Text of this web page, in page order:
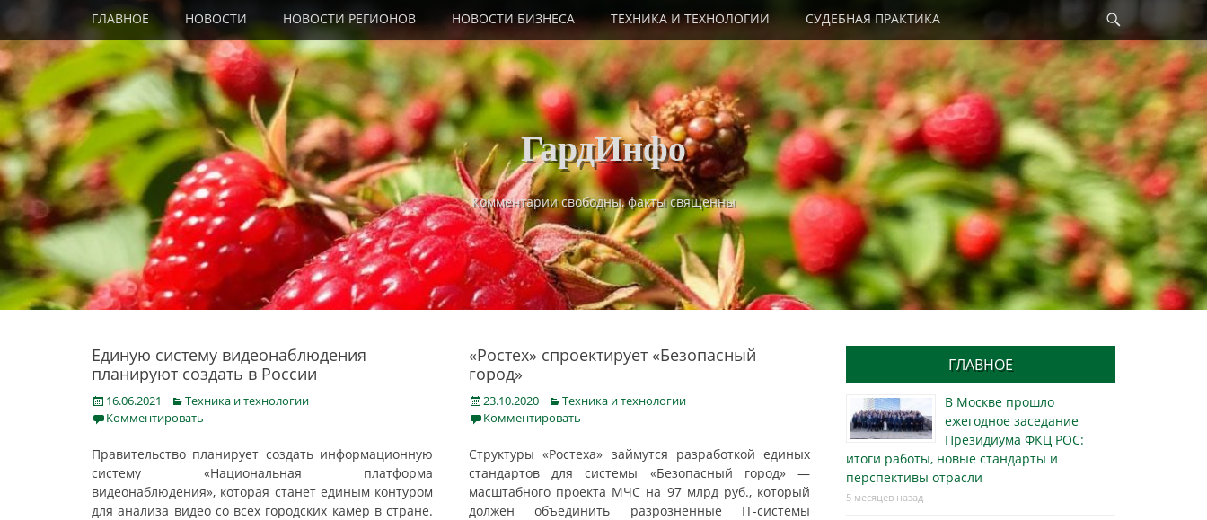
content
Primary Menu
ГЛАВНОЕ НОВОСТИ НОВОСТИ РЕГИОНОВ НОВОСТИ БИЗНЕСА ТЕХНИКА И ТЕХНОЛОГИИ СУДЕБНАЯ ПРАКТИКА
ГардИнфо
Комментарии свободны, факты священны
Единую систему видеонаблюдения
планируют создать в России
Posted
on
16.06.2021 Categories
Техника и технологии
Комментировать
Правительство планирует создать информационную
систему «Национальная платформа
видеонаблюдения», которая станет единым контуром
для анализа видео со всех городских камер в стране.
«Ростех» спроектирует «Безопасный
город»
Posted
on
23.10.2020 Categories
Техника и технологии
Комментировать
Структуры «Ростеха» займутся разработкой единых
стандартов для системы «Безопасный город» —
масштабного проекта МЧС на 97 млрд руб., который
должен объединить разрозненные IT-системы
ГЛАВНОЕ
В Москве прошло
ежегодное заседание
Президиума ФКЦ РОС:
итоги работы, новые стандарты и
перспективы отрасли
5 месяцев назад